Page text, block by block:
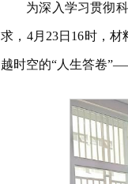
为深入学习贯彻
求，4月23日16时，
越时空的“人生答卷